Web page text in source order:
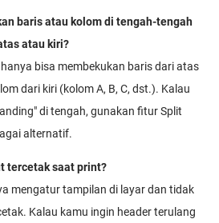
baris atau kolom di tengah-tengah
atau kiri?
bisa membekukan baris dari atas
dari kiri (kolom A, B, C, dst.). Kalau
di tengah, gunakan fitur Split
alternatif.
tercetak saat print?
mengatur tampilan di layar dan tidak
Kalau kamu ingin header terulang